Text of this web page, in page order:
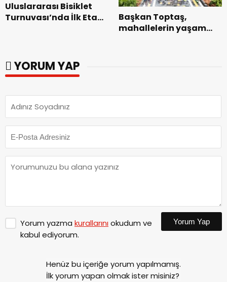
Uluslararası Bisiklet
Turnuvası’nda İlk Etap
Başkan Toptaş,
mahallelerin yaşam
YORUM YAP
Yorum yazma kurallarınıokudum ve
kabul ediyorum.
Yorum Yap
Henüz bu içeriğe yorum yapılmamış.
İlk yorum yapan olmak ister misiniz?